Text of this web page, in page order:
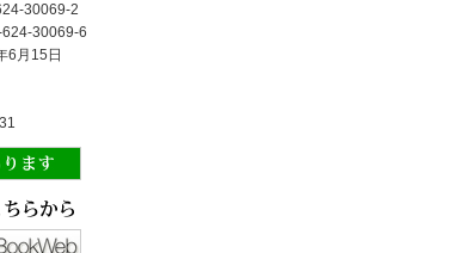
30069-2
624-30069-6
6月15日